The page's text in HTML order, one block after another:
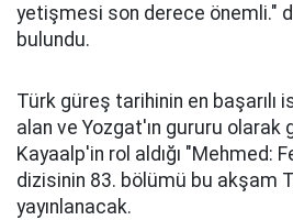
yetişmesi son derece önemli."
bulundu.
Türk güreş tarihinin en başarılı
alan ve Yozgat'ın gururu olarak
Kayaalp'in rol aldığı "Mehmed:
dizisinin 83. bölümü bu akşam
yayınlanacak.